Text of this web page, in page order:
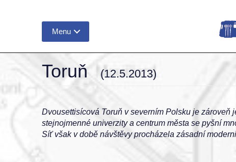
Menu
Toruň (12.5.2013)
Dvousettisícová Toruň v severním Polsku je
stejnojmenné univerzity a centrum města se pyšní
Síť však v době návštěvy procházela zásadní